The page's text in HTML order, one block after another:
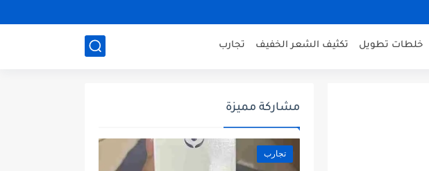
خلطات تطويل تكثيف الشعر الخفيف تجارب
مشاركة مميزة
تجارب